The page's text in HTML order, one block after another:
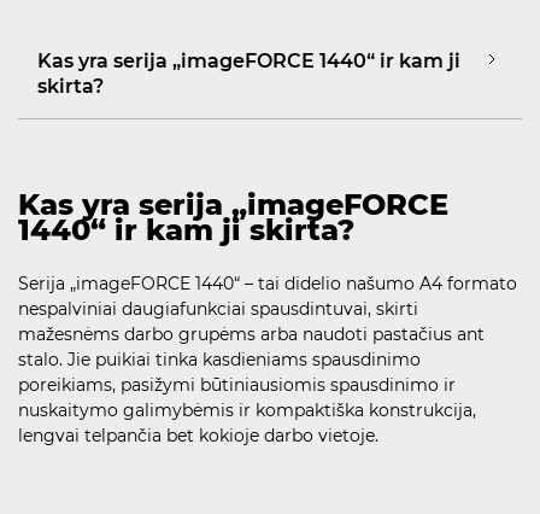
Kas yra serija „imageFORCE 1440“ ir kam ji
skirta?
Kas yra serija „imageFORCE
1440“ ir kam ji skirta?
Serija „imageFORCE 1440“ – tai didelio našumo A4 formato
nespalviniai daugiafunkciai spausdintuvai, skirti
mažesnėms darbo grupėms arba naudoti pastačius ant
stalo. Jie puikiai tinka kasdieniams spausdinimo
poreikiams, pasižymi būtiniausiomis spausdinimo ir
nuskaitymo galimybėmis ir kompaktiška konstrukcija,
lengvai telpančia bet kokioje darbo vietoje.